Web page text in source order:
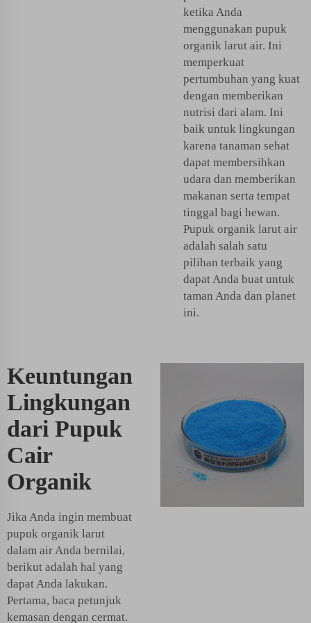
ketika Anda
menggunakan pupuk
organik larut air. Ini
memperkuat
pertumbuhan yang kuat
dengan memberikan
nutrisi dari alam. Ini
baik untuk lingkungan
karena tanaman sehat
dapat membersihkan
udara dan memberikan
makanan serta tempat
tinggal bagi hewan.
Pupuk organik larut air
adalah salah satu
pilihan terbaik yang
dapat Anda buat untuk
taman Anda dan planet
ini.
Keuntungan
Lingkungan
dari Pupuk
Cair
Organik
Jika Anda ingin membuat
pupuk organik larut
dalam air Anda bernilai,
berikut adalah hal yang
dapat Anda lakukan.
Pertama, baca petunjuk
kemasan dengan cermat.